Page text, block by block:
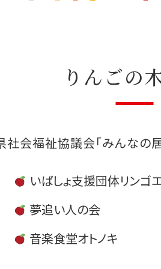
りんごの
社会福祉協議会「みんなの
いばしょ支援団体リンゴ
夢追い人の会
音楽食堂オトノキ